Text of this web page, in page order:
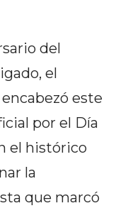
del
el
este
por el Día
el histórico
la
que marcó